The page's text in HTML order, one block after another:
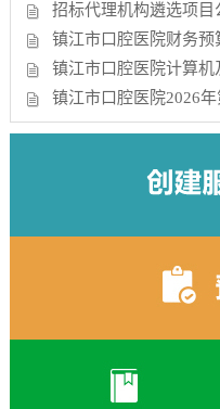
招标代理机构遴选项目
镇江市口腔医院财务
镇江市口腔医院计算
镇江市口腔医院2026